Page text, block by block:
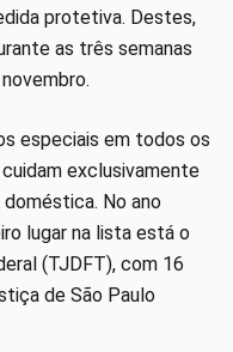
protetiva. Destes,
as três semanas
especiais em todos os
exclusivamente
No ano
lugar na lista está o
(TJDFT), com 16
de São Paulo